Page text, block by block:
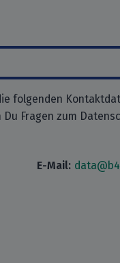
die folgenden
Fragen zum
E-Mail: